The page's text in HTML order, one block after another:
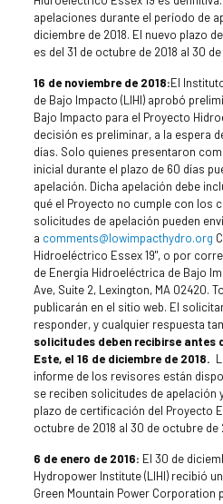
apelaciones durante el período de
diciembre de 2018. El nuevo plazo
es del 31 de octubre de 2018 al 30
16 de noviembre de 2018:El
de Bajo Impacto (LIHI) aprobó
Bajo Impacto para el Proyecto
decisión es preliminar, a la espera
días. Solo quienes presentaron
inicial durante el plazo de 60 días
apelación. Dicha apelación debe
qué el Proyecto no cumple con los
solicitudes de apelación pueden
a comments@lowimpacthydro.org
Hidroeléctrico Essex 19", o por
de Energía Hidroeléctrica de Bajo
Ave, Suite 2, Lexington, MA 02420.
publicarán en el sitio web. El
responder, y cualquier respuesta
solicitudes deben recibirse antes
Este, el 16 de diciembre de 2018.
informe de los revisores están
se reciben solicitudes de apelación
plazo de certificación del Proyecto
octubre de 2018 al 30 de octubre de
6 de enero de 2016: El 30 de
Hydropower Institute (LIHI) recibió
Green Mountain Power Corporation